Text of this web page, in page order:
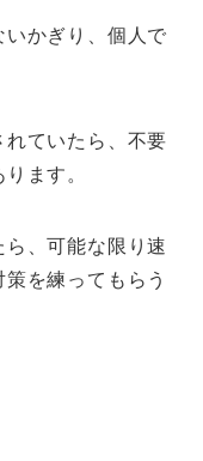
かぎり、個人で
れていたら、不要
ます。
、可能な限り速
を練ってもらう